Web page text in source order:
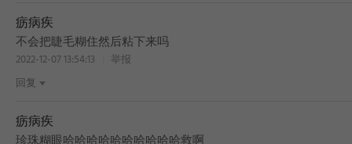
疬病疾
不会把睫毛糊住然后粘下来吗
2022-12-07 13:54:13
举报
回复
疬病疾